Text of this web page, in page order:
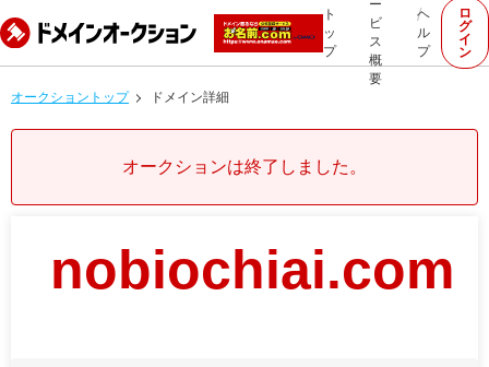
ト
ッ
プ
ー
ビ
ス
概
要
ヘ
ル
プ
ロ
グ
イ
ン
オークショントップ ドメイン詳細
オークションは終了しました。
nobiochiai.com